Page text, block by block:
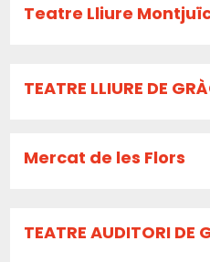
Teatre Lliure
TEATRE LLIURE DE
Mercat de les Flors
TEATRE AUDITORI DE